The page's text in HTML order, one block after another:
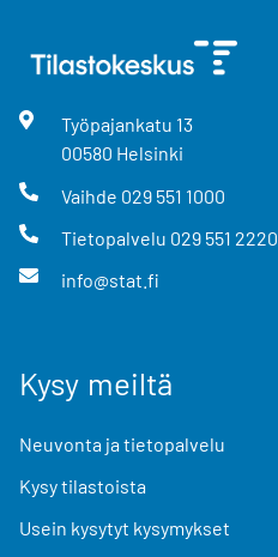
Työpajankatu 13
00580 Helsinki
Vaihde 029 551 1000
Tietopalvelu 029 551 2220
info@stat.fi
Kysy meiltä
Neuvonta ja tietopalvelu
Kysy tilastoista
Usein kysytyt kysymykset